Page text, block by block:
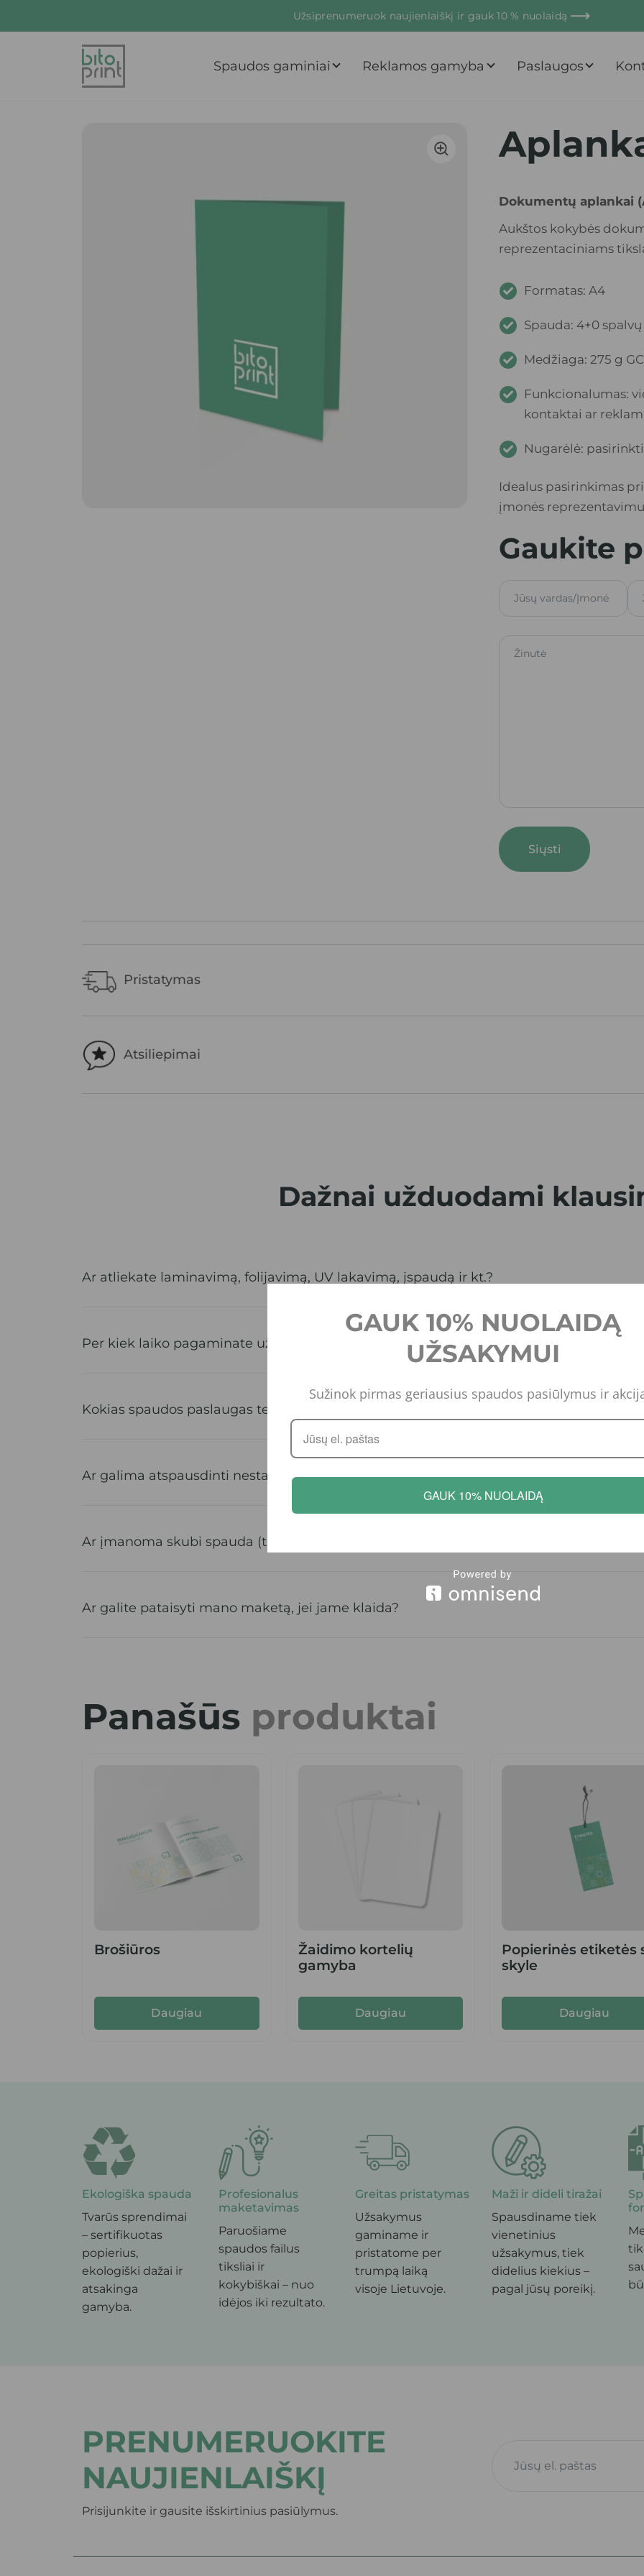
Užsiprenumeruok naujienlaiškį ir gauk 10 % nuolaidą
Main Navigation Spaudos gaminiai Reklamos gamyba Paslaugos
Dokumentų aplankai
Aukštos kokybės
reprezentaciniams
Formatas: A4
Spauda: 4+0
Medžiaga: 275 g
Funkcionalumas:
kontaktai ar
Nugarėlė:
Idealus pasirinkimas
įmonės
Gaukite
Pristatymas
Atsiliepimai
Dažnai užduodami
Ar atliekate laminavimą, folijavimą, UV lakavimą, įspaudą ir kt.?
Per kiek laiko pagaminate užsakymą?
Kokias spaudos paslaugas teikiate?
Ar galima atspausdinti nestandartinius formatus?
Ar įmanoma skubi spauda (tą pačią dieną / per 24 val.)?
Ar galite pataisyti mano maketą, jei jame klaida?
Panašūs produktai
Brošiūros
Daugiau
Žaidimo kortelių
gamyba
Daugiau
Popierinės etiketės
skyle
Daugiau
Ekologiška spauda
Tvarūs sprendimai
– sertifikuotas
popierius,
ekologiški dažai ir
atsakinga
gamyba.
Profesionalus
maketavimas
Paruošiame
spaudos failus
tiksliai ir
kokybiškai – nuo
idėjos iki rezultato.
Greitas pristatymas
Užsakymus
gaminame ir
pristatome per
trumpą laiką
visoje Lietuvoje.
Maži ir dideli tiražai
Spausdiname tiek
vienetinius
užsakymus, tiek
didelius kiekius –
pagal jūsų poreikį.
PRENUMERUOKITE
NAUJIENLAIŠKĮ
Prisijunkite ir gausite išskirtinius pasiūlymus.
GAUK 10% NUOLAIDĄ
UŽSAKYMUI
Sužinok pirmas geriausius spaudos pasiūlymus ir
GAUK 10% NUOLAIDĄ